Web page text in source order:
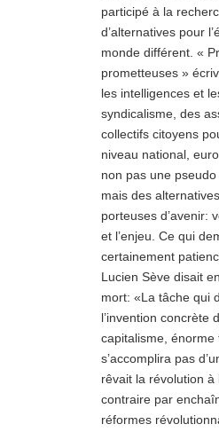
participé à la
d’alternatives pour
monde différent. «
prometteuses »
les intelligences et
syndicalisme, des
collectifs citoyens
niveau national,
non pas une
mais des
porteuses d’avenir:
et l’enjeu. Ce qui
certainement
Lucien Sève disait
mort: «La tâche qui
l’invention concrète
capitalisme, énorme
s’accomplira pas
rêvait la révolution à
contraire par
réformes